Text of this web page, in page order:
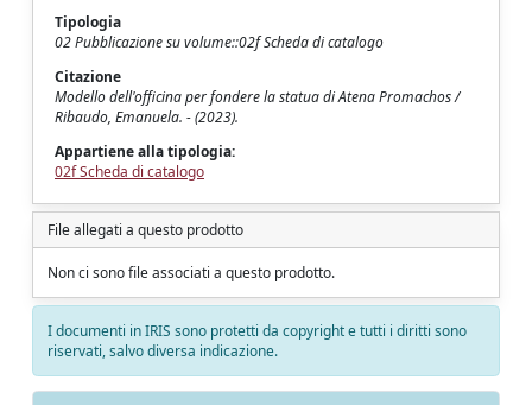
Tipologia
02 Pubblicazione su volume::02f Scheda di catalogo
Citazione
Modello dell'officina per fondere la statua di Atena Promachos /
Ribaudo, Emanuela. - (2023).
Appartiene alla tipologia:
02f Scheda di catalogo
File allegati a questo prodotto
Non ci sono file associati a questo prodotto.
I documenti in IRIS sono protetti da copyright e tutti i diritti sono
riservati, salvo diversa indicazione.